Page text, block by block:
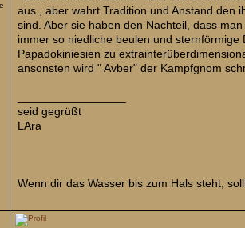
aus , aber wahrt Tradition und Anstand den
sind. Aber sie haben den Nachteil, dass
immer so niedliche beulen und
Papadokiniesien zu
ansonsten wird " Avber" der Kampfgnom
seid gegrüßt
LAra
Wenn dir das Wasser bis zum Hals steht,